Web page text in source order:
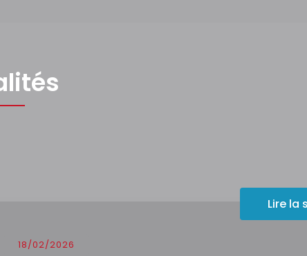
18/02/2026
Lire la